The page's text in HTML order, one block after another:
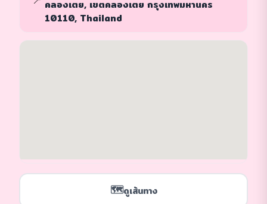
คลองเตย, เขตคลองเตย กรุงเทพมหานคร
10110, Thailand
🗺️ดูเส้นทาง